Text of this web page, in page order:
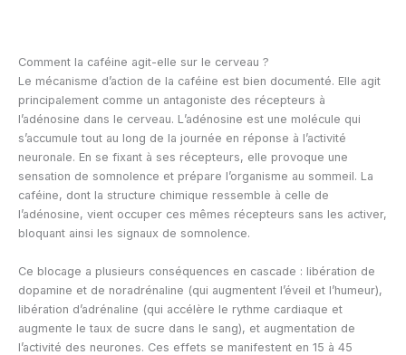
Comment la caféine agit-elle sur le cerveau ?
Le mécanisme d’action de la caféine est bien documenté. Elle agit
principalement comme un antagoniste des récepteurs à
l’adénosine dans le cerveau. L’adénosine est une molécule qui
s’accumule tout au long de la journée en réponse à l’activité
neuronale. En se fixant à ses récepteurs, elle provoque une
sensation de somnolence et prépare l’organisme au sommeil. La
caféine, dont la structure chimique ressemble à celle de
l’adénosine, vient occuper ces mêmes récepteurs sans les activer,
bloquant ainsi les signaux de somnolence.
Ce blocage a plusieurs conséquences en cascade : libération de
dopamine et de noradrénaline (qui augmentent l’éveil et l’humeur),
libération d’adrénaline (qui accélère le rythme cardiaque et
augmente le taux de sucre dans le sang), et augmentation de
l’activité des neurones. Ces effets se manifestent en 15 à 45